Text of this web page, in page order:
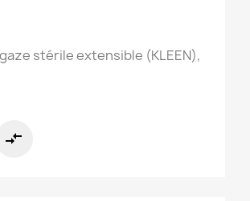
stérile extensible (KLEEN),
compare_arrows